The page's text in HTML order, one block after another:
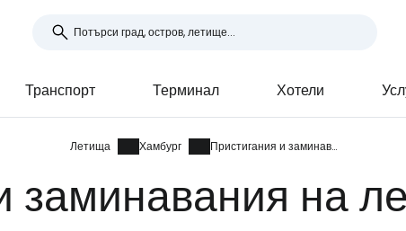
Транспорт Терминал Хотели
Летища Хамбург Пристигания и заминавания
заминавания на